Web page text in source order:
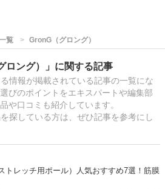
覧 GronG（グロング）
ロング）」に関する記事
情報が掲載されている記事の一覧にな
びのポイントをエキスパートや編集部
や口コミも紹介しています。
探している方は、ぜひ記事を参考にし
トレッチ用ポール）人気おすすめ7選！筋膜